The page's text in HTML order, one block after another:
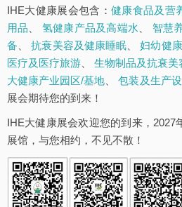
IHE大健康展会包含： 健康食品及营
用品
氢健康产品及高端水 智慧
备 、抗衰美容及健康睡眠 、妇幼健康
医疗及医疗旅游
生物制品及抗衰美
大健康产业园区/基地 、包装及生产
展会期待您的到来！
IHE大健康展会欢迎您的到来，2027
展馆，与您相约，不见不散！